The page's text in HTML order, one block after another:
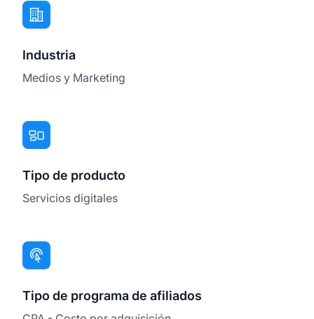
Industria
Medios y Marketing
Tipo de producto
Servicios digitales
Tipo de programa de afiliados